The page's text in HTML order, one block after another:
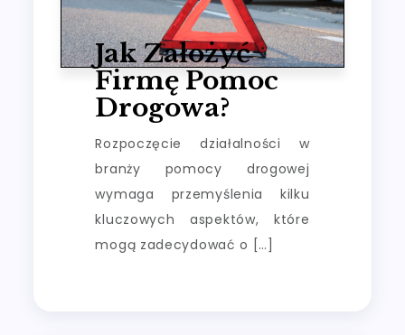
Jak Założyć
Firmę Pomoc
Drogowa?
Rozpoczęcie działalności w
branży pomocy drogowej
wymaga przemyślenia kilku
kluczowych aspektów, które
mogą zadecydować o […]